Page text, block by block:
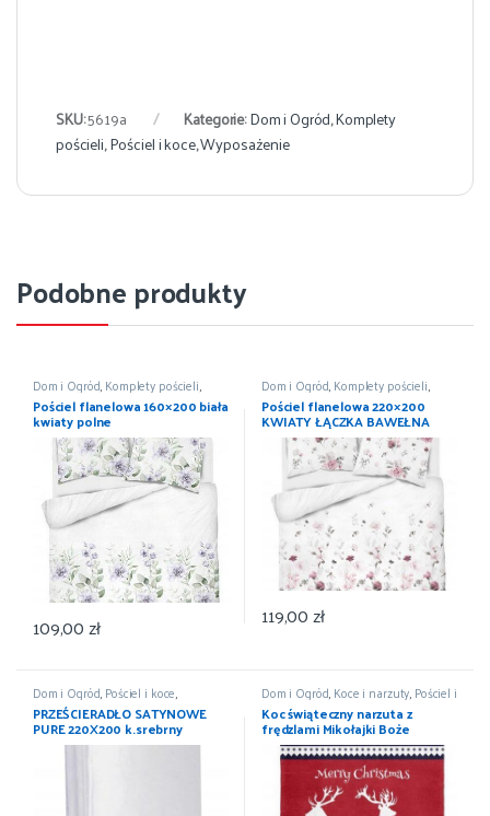
SKU:5619a Kategorie:Dom i Ogród,Komplety
pościeli,Pościel i koce,Wyposażenie
Podobne produkty
Dom i Ogród, Komplety pościeli,
Pościel i koce ,Wyposażenie
Pościel flanelowa 160×200 biała
kwiaty polne
109,00zł
Dom i Ogród, Komplety pościeli,
Pościel i koce ,Wyposażenie
Pościel flanelowa 220×200
KWIATY ŁĄCZKA BAWEŁNA
100%
119,00zł
Dom i Ogród, Pościel i koce,
Prześcieradła,Wyposażenie
PRZEŚCIERADŁO SATYNOWE
PURE 220X200 k.srebrny
DETEXPOL
Dom i Ogród, Koce i narzuty, Pościel i
koce,Wyposażenie
Koc świąteczny narzuta z
frędzlami Mikołajki Boże
Narodzenie 150×200